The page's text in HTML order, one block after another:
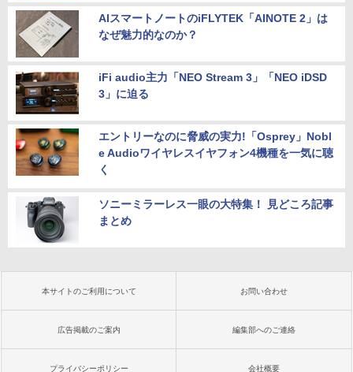
AIスマートノートのiFLYTEK「AINOTE 2」は
なぜ魅力的なのか？
iFi audio主力「NEO Stream 3」「NEO iDSD
3」に迫る
エントリーなのに脅威の実力!「Osprey」Nobl
e Audioワイヤレスイヤフォン4機種を一気に聴
く
ソニーミラーレス一眼の大特集！ 見どころ記事
まとめ
本サイトのご利用について お問い合わせ
広告掲載のご案内 編集部へのご連絡
プライバシーポリシー 会社概要